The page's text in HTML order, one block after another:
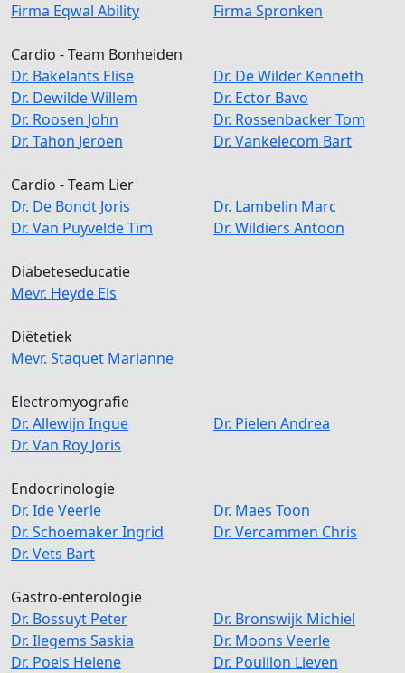
Firma Eqwal Ability Firma Spronken
Cardio - Team Bonheiden
Dr. Bakelants Elise Dr. De Wilder Kenneth
Dr. DewildeWillem Dr. Ector Bavo
Dr. Roosen John Dr. RossenbackerTom
Dr. Tahon Jeroen Dr. Vankelecom Bart
Cardio - Team Lier
Dr. De Bondt Joris Dr. Lambelin Marc
Dr. Van PuyveldeTim Dr. Wildiers Antoon
Diabeteseducatie
Mevr. Heyde Els
Diëtetiek
Mevr. Staquet Marianne
Electromyografie
Dr. Allewijn Ingue Dr. Pielen Andrea
Dr. Van Roy Joris
Endocrinologie
Dr. IdeVeerle Dr. Maes Toon
Dr. SchoemakerIngrid Dr. Vercammen Chris
Dr. Vets Bart
Gastro-enterologie
Dr. Bossuyt Peter Dr. Bronswijk Michiel
Dr. Ilegems Saskia Dr. Moons Veerle
Dr. Poels Helene Dr. Pouillon Lieven